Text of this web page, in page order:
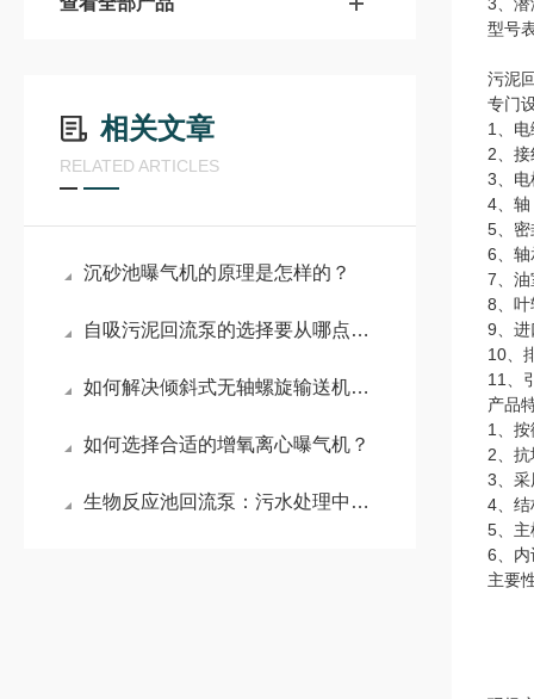
相关文章
RELATED ARTICLES
沉砂池曝气机的原理是怎样的？
自吸污泥回流泵的选择要从哪点入手？
如何解决倾斜式无轴螺旋输送机的常见故障
如何选择合适的增氧离心曝气机？
生物反应池回流泵：污水处理中的关键循环装置
型号
污泥
专门
1、
2、
3、电
4、轴
5、密
6、
7、油
8、叶
9、进
10、
11、
产品
1、
2、
3、
4、结
5、主
6、内
主要